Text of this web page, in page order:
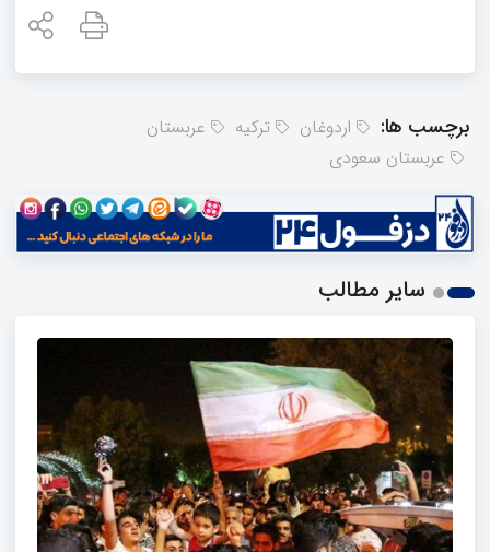
برچسب ها: اردوغان ترکیه
عربستان
عربستان سعودی
سایر مطالب